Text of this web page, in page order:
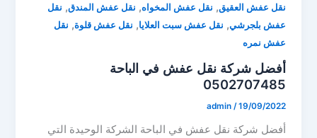
نقل عفش العقيق, نقل عفش المخواه, نقل عفش المندق, نقل
عفش بلجرشي, نقل عفش سبت العلايا, نقل عفش قلوة, نقل
عفش نمره
أفضل شركة نقل عفش في الباحة
0502707485
admin /19/09/2022
أفضل شركة نقل عفش في الباحة الشركة الوحيدة التي